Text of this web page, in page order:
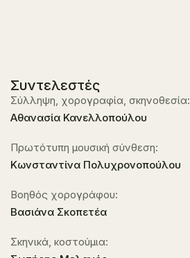
Συντελεστές
Σύλληψη, χορογραφία, σκηνοθεσία:
Αθανασία Κανελλοπούλου
Πρωτότυπη μουσική σύνθεση:
Κωνσταντίνα Πολυχρονοπούλου
Βοηθός χορογράφου:
Βασιάνα Σκοπετέα
Σκηνικά, κοστούμια: